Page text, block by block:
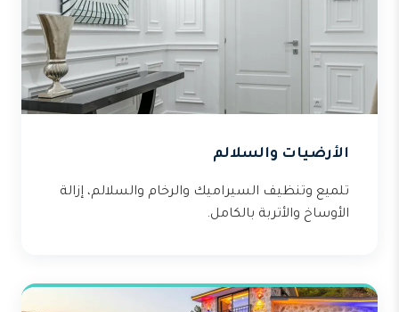
الأرضيات والسلالم
تلميع وتنظيف السيراميك والرخام والسلالم، إزالة
الأوساخ والأتربة بالكامل.